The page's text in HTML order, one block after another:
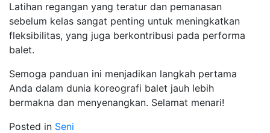
Latihan regangan yang teratur dan pemanasan
sebelum kelas sangat penting untuk meningkatkan
fleksibilitas, yang juga berkontribusi pada performa
balet.
Semoga panduan ini menjadikan langkah pertama
Anda dalam dunia koreografi balet jauh lebih
bermakna dan menyenangkan. Selamat menari!
Posted in Seni